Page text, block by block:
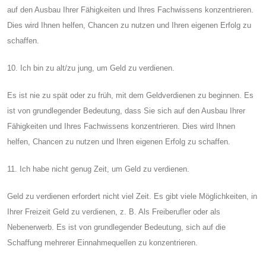
auf den Ausbau Ihrer Fähigkeiten und Ihres Fachwissens konzentrieren.
Dies wird Ihnen helfen, Chancen zu nutzen und Ihren eigenen Erfolg zu
schaffen.
10. Ich bin zu alt/zu jung, um Geld zu verdienen.
Es ist nie zu spät oder zu früh, mit dem Geldverdienen zu beginnen. Es
ist von grundlegender Bedeutung, dass Sie sich auf den Ausbau Ihrer
Fähigkeiten und Ihres Fachwissens konzentrieren. Dies wird Ihnen
helfen, Chancen zu nutzen und Ihren eigenen Erfolg zu schaffen.
11. Ich habe nicht genug Zeit, um Geld zu verdienen.
Geld zu verdienen erfordert nicht viel Zeit. Es gibt viele Möglichkeiten, in
Ihrer Freizeit Geld zu verdienen, z. B. Als Freiberufler oder als
Nebenerwerb. Es ist von grundlegender Bedeutung, sich auf die
Schaffung mehrerer Einnahmequellen zu konzentrieren.